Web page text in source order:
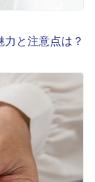
と注意点は？